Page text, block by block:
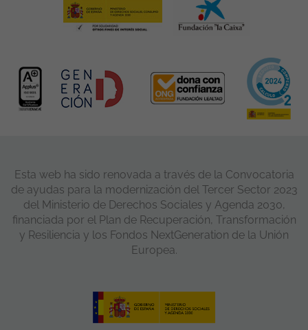
Esta web ha sido renovada a través de la Convocatoria
de ayudas para la modernización del Tercer Sector 2023
del Ministerio de Derechos Sociales y Agenda 2030,
financiada por el Plan de Recuperación, Transformación
y Resiliencia y los Fondos NextGeneration de la Unión
Europea.